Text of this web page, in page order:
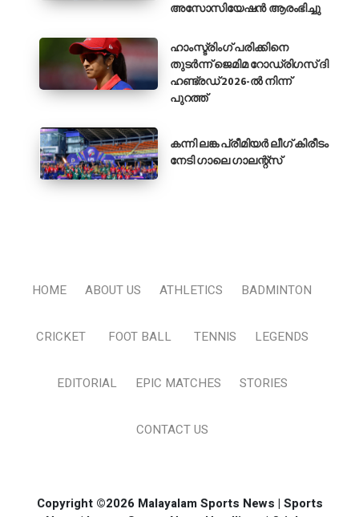
അസോസിയേഷൻ ആരംഭിച്ചു
ഹാംസ്ട്രിംഗ് പരിക്കിനെ
തുടർന്ന് ജെമിമ റോഡ്രിഗസ് ദി
ഹണ്ട്രഡ് 2026-ൽ നിന്ന്
പുറത്ത്
കന്നി ലങ്ക പ്രീമിയർ ലീഗ് കിരീടം
നേടി ഗാലെ ഗാലന്റ്‌സ്
HOME ABOUT US ATHLETICS BADMINTON
CRICKET FOOT BALL TENNIS LEGENDS
EDITORIAL EPIC MATCHES STORIES
CONTACT US
Copyright ©2026 Malayalam Sports News | Sports